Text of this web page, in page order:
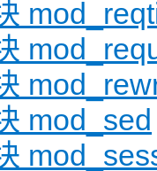
mod_sed